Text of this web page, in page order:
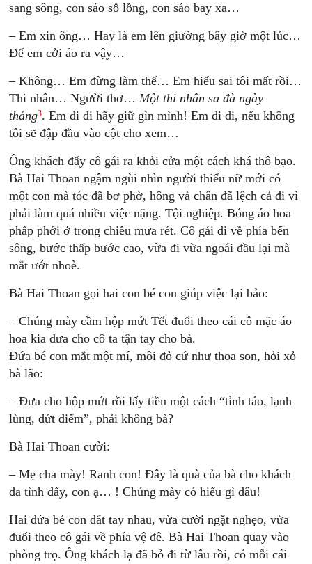
sang sông, con sáo sổ lồng, con sáo bay xa…
– Em xin ông… Hay là em lên giường bây giờ một lúc…
Để em cởi áo ra vậy…
– Không… Em đừng làm thế… Em hiểu sai tôi mất rồi…
Thi nhân… Người thơ…Một thi nhân sa đà ngày
tháng3. Em đi đi hãy giữ gìn mình! Em đi đi, nếu không
tôi sẽ đập đầu vào cột cho xem…
Ông khách đẩy cô gái ra khỏi cửa một cách khá thô bạo.
Bà Hai Thoan ngậm ngùi nhìn người thiếu nữ mới có
một con mà tóc đã bơ phờ, hông và chân đã lệch cả đi vì
phải làm quá nhiều việc nặng. Tội nghiệp. Bóng áo hoa
phấp phới ở trong chiều mưa rét. Cô gái đi về phía bến
sông, bước thấp bước cao, vừa đi vừa ngoái đầu lại mà
mắt ướt nhoè.
Bà Hai Thoan gọi hai con bé con giúp việc lại bảo:
– Chúng mày cầm hộp mứt Tết đuổi theo cái cô mặc áo
hoa kia đưa cho cô ta tận tay cho bà.
Đứa bé con mắt một mí, môi đỏ cứ như thoa son, hỏi xỏ
bà lão:
– Đưa cho hộp mứt rồi lấy tiền một cách “tỉnh táo, lạnh
lùng, dứt điểm”, phải không bà?
Bà Hai Thoan cười:
– Mẹ cha mày! Ranh con! Đây là quà của bà cho khách
đa tình đấy, con ạ… ! Chúng mày có hiểu gì đâu!
Hai đứa bé con dắt tay nhau, vừa cười ngặt nghẹo, vừa
đuổi theo cô gái về phía vệ đê. Bà Hai Thoan quay vào
phòng trọ. Ông khách lạ đã bỏ đi từ lâu rồi, có mỗi cái